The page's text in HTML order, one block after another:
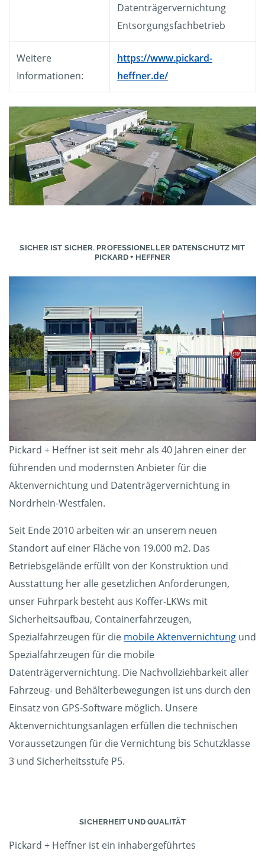
Datenträgervernichtung
Entsorgungsfachbetrieb
Weitere
Informationen:
https://www.pickard-
heffner.de/
SICHER IST SICHER. PROFESSIONELLER DATENSCHUTZ MIT
PICKARD + HEFFNER
Pickard + Heffner ist seit mehr als 40 Jahren einer der
führenden und modernsten Anbieter für die
Aktenvernichtung und Datenträgervernichtung in
Nordrhein-Westfalen.
Seit Ende 2010 arbeiten wir an unserem neuen
Standort auf einer Fläche von 19.000 m2. Das
Betriebsgelände erfüllt von der Konstruktion und
Ausstattung her alle gesetzlichen Anforderungen,
unser Fuhrpark besteht aus Koffer-LKWs mit
Sicherheitsaufbau, Containerfahrzeugen,
Spezialfahrzeugen für die mobile Aktenvernichtung und
Spezialfahrzeugen für die mobile
Datenträgervernichtung. Die Nachvollziehbarkeit aller
Fahrzeug- und Behälterbewegungen ist uns durch den
Einsatz von GPS-Software möglich. Unsere
Aktenvernichtungsanlagen erfüllen die technischen
Voraussetzungen für die Vernichtung bis Schutzklasse
3 und Sicherheitsstufe P5.
SICHERHEIT UND QUALITÄT
Pickard + Heffner ist ein inhabergeführtes